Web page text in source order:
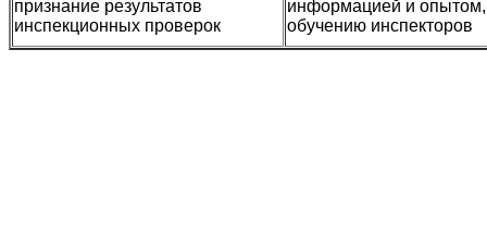
признание результатов
инспекционных проверок
информацией и
обучению инспекторов